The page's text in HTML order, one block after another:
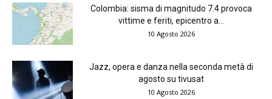
Colombia: sisma di magnitudo 7.4 provoca
vittime e feriti, epicentro a...
10 Agosto 2026
Jazz, opera e danza nella seconda metà di
agosto su tivusat
10 Agosto 2026